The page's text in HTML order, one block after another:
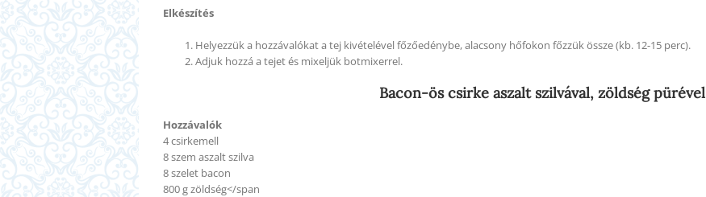
Elkészítés
Helyezzük a hozzávalókat a tej kivételével főzőedénybe, alacsony hőfokon főzzük össze (kb. 12-15 perc).
Adjuk hozzá a tejet és mixeljük botmixerrel.
Bacon-ös csirke aszalt szilvával, zöldség pürével
Hozzávalók
4 csirkemell
8 szem aszalt szilva
8 szelet bacon
800 g zöldség</span